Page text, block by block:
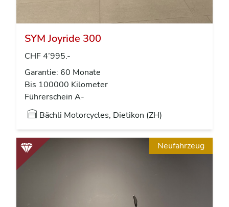
SYM Joyride 300
CHF 4’995.-
Garantie: 60 Monate
Bis 100000 Kilometer
Führerschein A-
Bächli Motorcycles, Dietikon (ZH)
Neufahrzeug